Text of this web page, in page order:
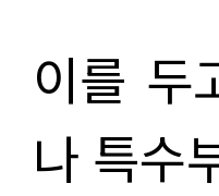
이를 두
나 특수